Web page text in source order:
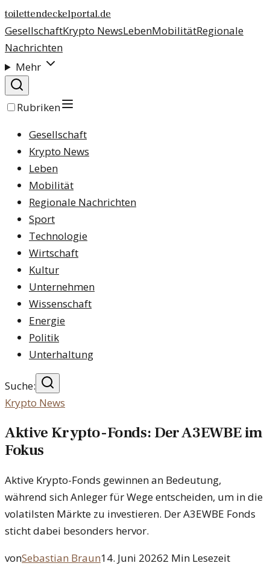
toilettendeckelportal.de
GesellschaftKrypto NewsLebenMobilitätRegionale
Nachrichten
Mehr
Rubriken
Gesellschaft
Krypto News
Leben
Mobilität
Regionale Nachrichten
Sport
Technologie
Wirtschaft
Kultur
Unternehmen
Wissenschaft
Energie
Politik
Unterhaltung
Suche:
Krypto News
Aktive Krypto-Fonds: Der A3EWBE im
Fokus
Aktive Krypto-Fonds gewinnen an Bedeutung,
während sich Anleger für Wege entscheiden, um in die
volatilsten Märkte zu investieren. Der A3EWBE Fonds
sticht dabei besonders hervor.
vonSebastian Braun14. Juni 20262 Min Lesezeit